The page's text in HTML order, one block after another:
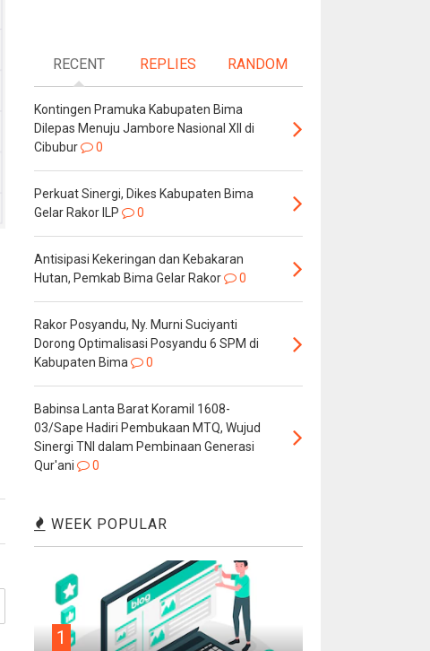
RECENT REPLIES RANDOM
Kontingen Pramuka Kabupaten Bima
Dilepas Menuju Jambore Nasional XII di
Cibubur
0
Perkuat Sinergi, Dikes Kabupaten Bima
Gelar Rakor ILP
0
Antisipasi Kekeringan dan Kebakaran
Hutan, Pemkab Bima Gelar Rakor
0
Rakor Posyandu, Ny. Murni Suciyanti
Dorong Optimalisasi Posyandu 6 SPM di
Kabupaten Bima
0
Babinsa Lanta Barat Koramil 1608-
03/Sape Hadiri Pembukaan MTQ, Wujud
Sinergi TNI dalam Pembinaan Generasi
Qur'ani
0
WEEK POPULAR
1